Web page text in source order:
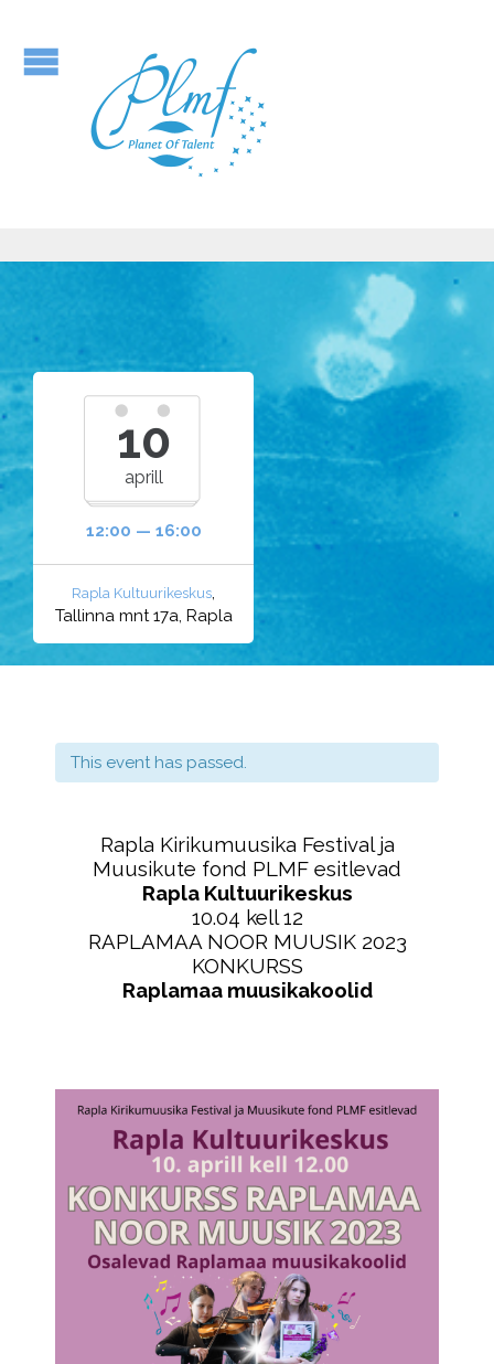
10
aprill
12:00 — 16:00
Rapla Kultuurikeskus,
Tallinna mnt 17a, Rapla
This event has passed.
Rapla Kirikumuusika Festival ja
Muusikute fond PLMF esitlevad
Rapla Kultuurikeskus
10.04 kell 12
RAPLAMAA NOOR MUUSIK 2023
KONKURSS
Raplamaa muusikakoolid